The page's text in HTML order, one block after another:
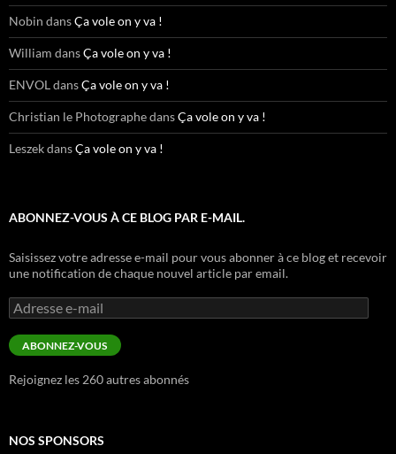
Nobin dansÇa vole on y va !
William dansÇa vole on y va !
ENVOL dansÇa vole on y va !
Christian le PhotographedansÇa vole on y va !
LeszekdansÇa vole on y va !
ABONNEZ-VOUS À CE BLOG PAR E-MAIL.
Saisissez votre adresse e-mail pour vous abonner à ce blog et recevoir
une notification de chaque nouvel article par email.
Adresse
e-
mail
ABONNEZ-VOUS
Rejoignez les 260 autres abonnés
NOS SPONSORS